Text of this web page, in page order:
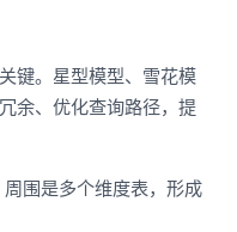
键。星型模型、雪花模
余、优化查询路径，提
围是多个维度表，形成